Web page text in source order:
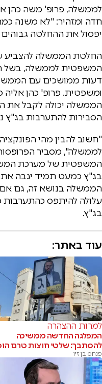
לממשלה, פרופ' משה כהן
חדה ומזהיר: "לא משנה
יפסול את ההחלטה
החלטת הממשלה להצביע
המשפטית לממשלה, בשל
דעות ממושכים עם
ומשפטית. פרופ' כהן אליה
הממשלה יכולה לקבל את
הסבירות להתערבות בג"ץ
"חשוב להבין מהי
לממשלה", מסביר
המשפטית של מערכת
בג"ץ כמעט תמיד יגבה
הממשלה בנושא זה, גם
עלולה להיתפס כהתערבות
בג"ץ.
עוד באתר:
למרות ההצהרה
המפלגה החדשה ממשיכה
להסתבך: שלטי חוצות טרם
פנחס בן זיו